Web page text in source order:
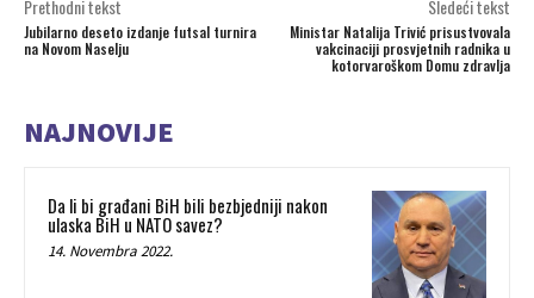
Prethodni tekst
Jubilarno deseto izdanje futsal turnira
na Novom Naselju
Sledeći tekst
Ministar Natalija Trivić prisustvovala
vakcinaciji prosvjetnih radnika u
kotorvaroškom Domu zdravlja
NAJNOVIJE
Da li bi građani BiH bili bezbjedniji nakon
ulaska BiH u NATO savez?
14. Novembra 2022.